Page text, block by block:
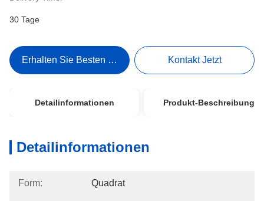
30 Tage
Erhalten Sie Besten Preis Kontakt Jetzt
Detailinformationen Produkt-Beschreibung
Detailinformationen
Form: Quadrat